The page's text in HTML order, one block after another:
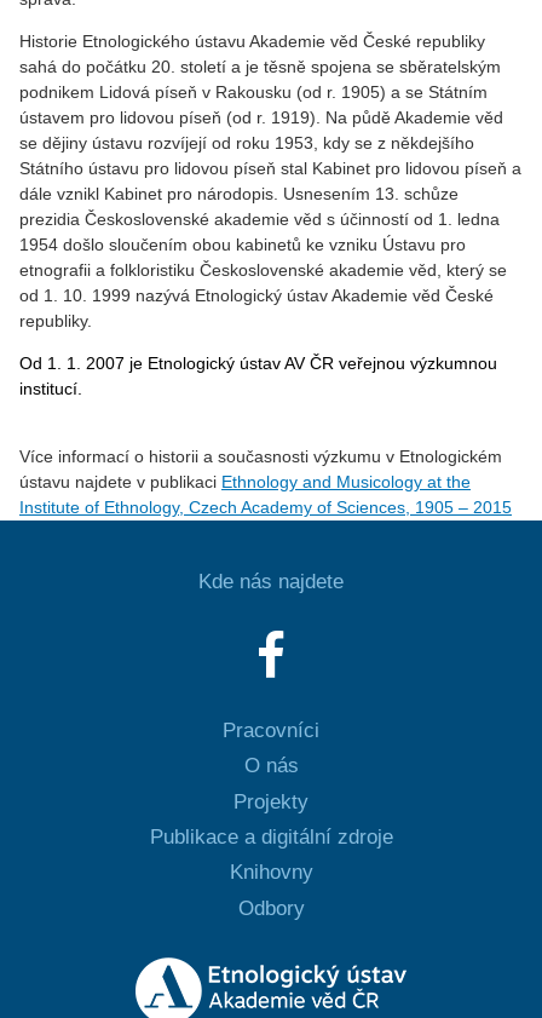
Historie Etnologického ústavu Akademie věd České republiky
sahá do počátku 20. století a je těsně spojena se sběratelským
podnikem Lidová píseň v Rakousku (od r. 1905) a se Státním
ústavem pro lidovou píseň (od r. 1919). Na půdě Akademie věd
se dějiny ústavu rozvíjejí od roku 1953, kdy se z někdejšího
Státního ústavu pro lidovou píseň stal Kabinet pro lidovou píseň a
dále vznikl Kabinet pro národopis. Usnesením 13. schůze
prezidia Československé akademie věd s účinností od 1. ledna
1954 došlo sloučením obou kabinetů ke vzniku Ústavu pro
etnografii a folkloristiku Československé akademie věd, který se
od 1. 10. 1999 nazývá Etnologický ústav Akademie věd České
republiky.
Od 1. 1. 2007 je Etnologický ústav AV ČR veřejnou výzkumnou
institucí.
Více informací o historii a současnosti výzkumu v Etnologickém
ústavu najdete v publikaci Ethnology and Musicology at the
Institute of Ethnology, Czech Academy of Sciences, 1905 – 2015
Kde nás najdete
Pracovníci
O nás
Projekty
Publikace a digitální zdroje
Knihovny
Odbory